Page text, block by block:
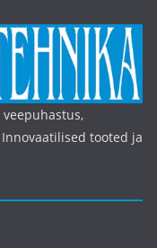
tooted ja